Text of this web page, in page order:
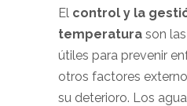
El control y la
temperatura son
útiles para prevenir
otros factores
su deterioro. Los